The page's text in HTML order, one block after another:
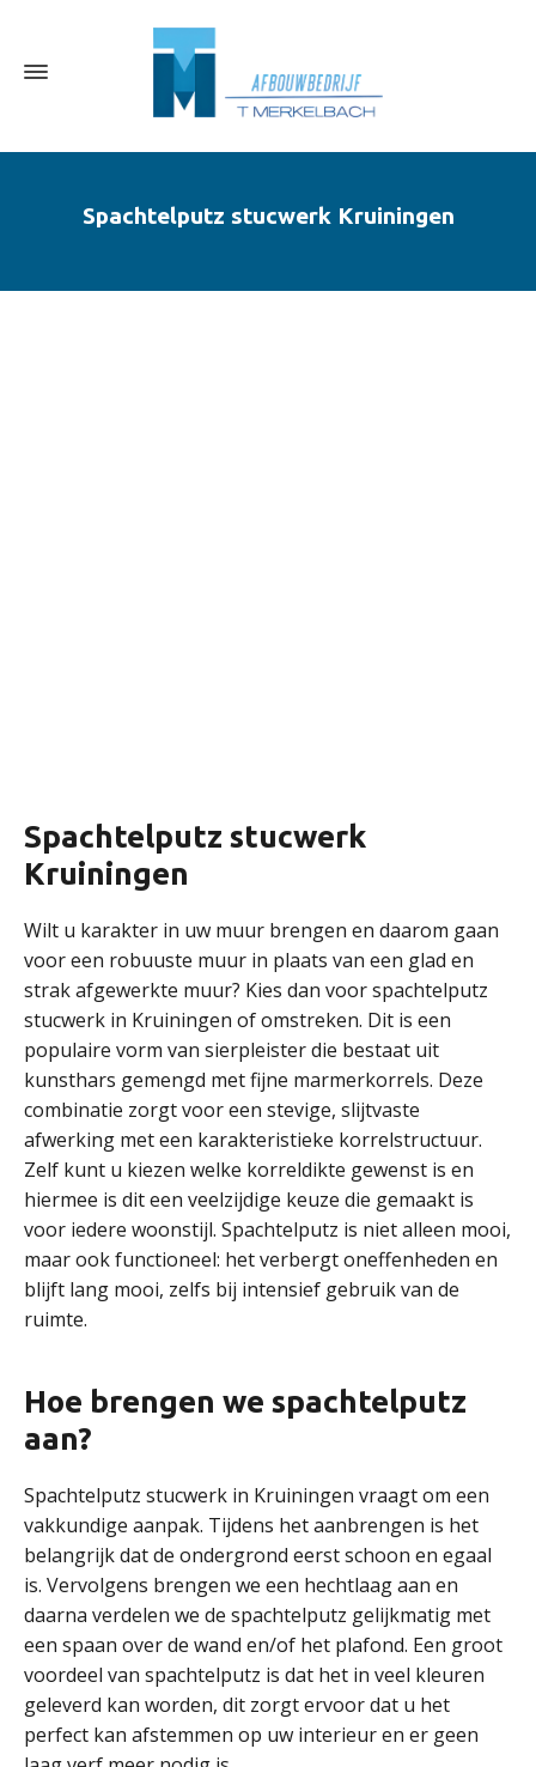
Spachtelputz stucwerk Kruiningen
Spachtelputz stucwerk
Kruiningen
Wilt u karakter in uw muur brengen en daarom gaan
voor een robuuste muur in plaats van een glad en
strak afgewerkte muur? Kies dan voor spachtelputz
stucwerk in Kruiningen of omstreken. Dit is een
populaire vorm van sierpleister die bestaat uit
kunsthars gemengd met fijne marmerkorrels. Deze
combinatie zorgt voor een stevige, slijtvaste
afwerking met een karakteristieke korrelstructuur.
Zelf kunt u kiezen welke korreldikte gewenst is en
hiermee is dit een veelzijdige keuze die gemaakt is
voor iedere woonstijl. Spachtelputz is niet alleen mooi,
maar ook functioneel: het verbergt oneffenheden en
blijft lang mooi, zelfs bij intensief gebruik van de
ruimte.
Hoe brengen we spachtelputz
aan?
Spachtelputz stucwerk in Kruiningen vraagt om een
vakkundige aanpak. Tijdens het aanbrengen is het
belangrijk dat de ondergrond eerst schoon en egaal
is. Vervolgens brengen we een hechtlaag aan en
daarna verdelen we de spachtelputz gelijkmatig met
een spaan over de wand en/of het plafond. Een groot
voordeel van spachtelputz is dat het in veel kleuren
geleverd kan worden, dit zorgt ervoor dat u het
perfect kan afstemmen op uw interieur en er geen